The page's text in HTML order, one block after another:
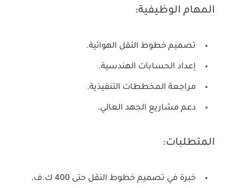
المهام الوظيفية:
تصميم خطوط النقل الهوائية.
إعداد الحسابات الهندسية.
مراجعة المخططات التنفيذية.
دعم مشاريع الجهد العالي.
المتطلبات:
خبرة في تصميم خطوط النقل حتى 400 ك.ف.